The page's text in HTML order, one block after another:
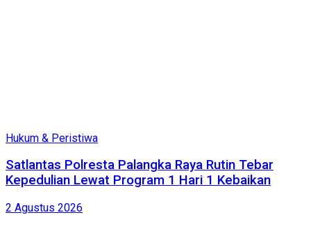
Hukum & Peristiwa
Satlantas Polresta Palangka Raya Rutin Tebar
Kepedulian Lewat Program 1 Hari 1 Kebaikan
2 Agustus 2026